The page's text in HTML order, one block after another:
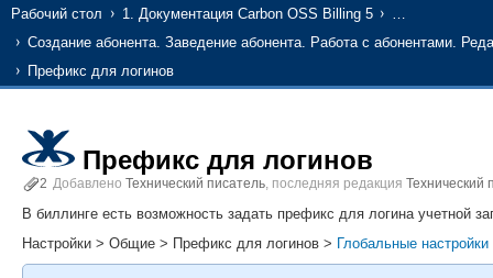
Рабочий стол 1. Документация Carbon OSS Billing 5
…
Создание абонента. Заведение абонента. Работа с абонентами.
Префикс для логинов
Префикс для логинов
2 Добавлено Технический писатель, последняя редакция Технический
В биллинге есть возможность задать префикс для логина учетной
Настройки > Общие > Префикс для логинов > Глобальные